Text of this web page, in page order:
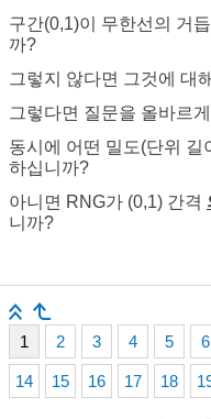
구간(0,1)이 무한선의 거
까?
그렇지 않다면 그것에 대
그렇다면 질문을 올바르
동시에 어떤 밀도(단위 길
하십니까?
아니면 RNG가 (0,1) 간격
니까?
1 2 3 4 5 6
14 15 16 17 18